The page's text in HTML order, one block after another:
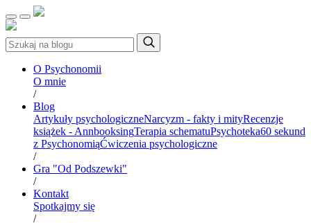
O Psychonomii
O mnie
/
Blog
Artykuły psychologiczneNarcyzm - fakty i mityRecenzje
książek - AnnbooksingTerapia schematuPsychoteka60 sekund
z PsychonomiąĆwiczenia psychologiczne
/
Gra "Od Podszewki"
/
Kontakt
Spotkajmy się
/